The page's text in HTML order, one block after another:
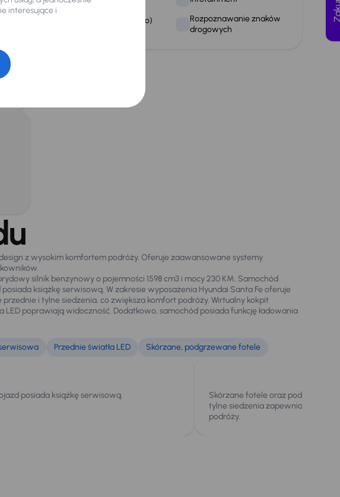
Połączenie USB (audio)
Rozpoznawanie znaków
drogowych
z wysokim komfortem podróży. Oferuje zaawansowane systemy
silnik benzynowy o pojemności 1598 cm3 i mocy 230 KM. Samochód
książkę serwisową. W zakresie wyposażenia Hyundai Santa Fe oferuje
i tylne siedzenia, co zwiększa komfort podróży. Wirtualny kokpit
poprawiają widoczność. Dodatkowo, samochód posiada funkcję ładowania
Przednie światła LED Skórzane, podgrzewane fotele
posiada książkę serwisową.
Skórzane fotele oraz
tylne siedzenia zapewniają wysoki
podróży.
interesujące i